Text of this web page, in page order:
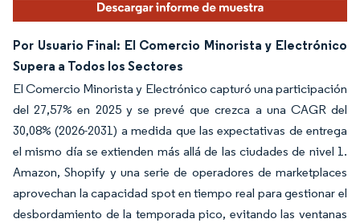
Por Usuario Final: El Comercio Minorista y Electrónico
Supera a Todos los Sectores
El Comercio Minorista y Electrónico capturó una participación
del 27,57% en 2025 y se prevé que crezca a una CAGR del
30,08% (2026-2031) a medida que las expectativas de entrega
el mismo día se extienden más allá de las ciudades de nivel 1.
Amazon, Shopify y una serie de operadores de marketplaces
aprovechan la capacidad spot en tiempo real para gestionar el
desbordamiento de la temporada pico, evitando las ventanas